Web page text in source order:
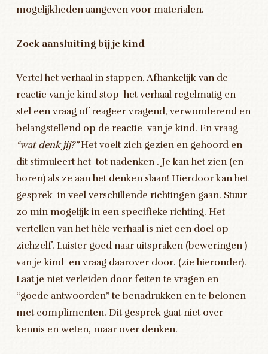
mogelijkheden aangeven voor materialen.
Zoek aansluiting bij je kind
Vertel het verhaal in stappen. Afhankelijk van de
reactie van je kind stop het verhaal regelmatig en
stel een vraag of reageer vragend, verwonderend en
belangstellend op de reactie van je kind. En vraag
“wat denk jij?”Het voelt zich gezien en gehoord en
dit stimuleert het tot nadenken . Je kan het zien (en
horen) als ze aan het denken slaan! Hierdoor kan het
gesprek in veel verschillende richtingen gaan. Stuur
zo min mogelijk in een specifieke richting. Het
vertellen van het hèle verhaal is niet een doel op
zichzelf. Luister goed naar uitspraken (beweringen )
van je kind en vraag daarover door. (zie hieronder).
Laat je niet verleiden door feiten te vragen en
“goede antwoorden” te benadrukken en te belonen
met complimenten. Dit gesprek gaat niet over
kennis en weten, maar over denken.